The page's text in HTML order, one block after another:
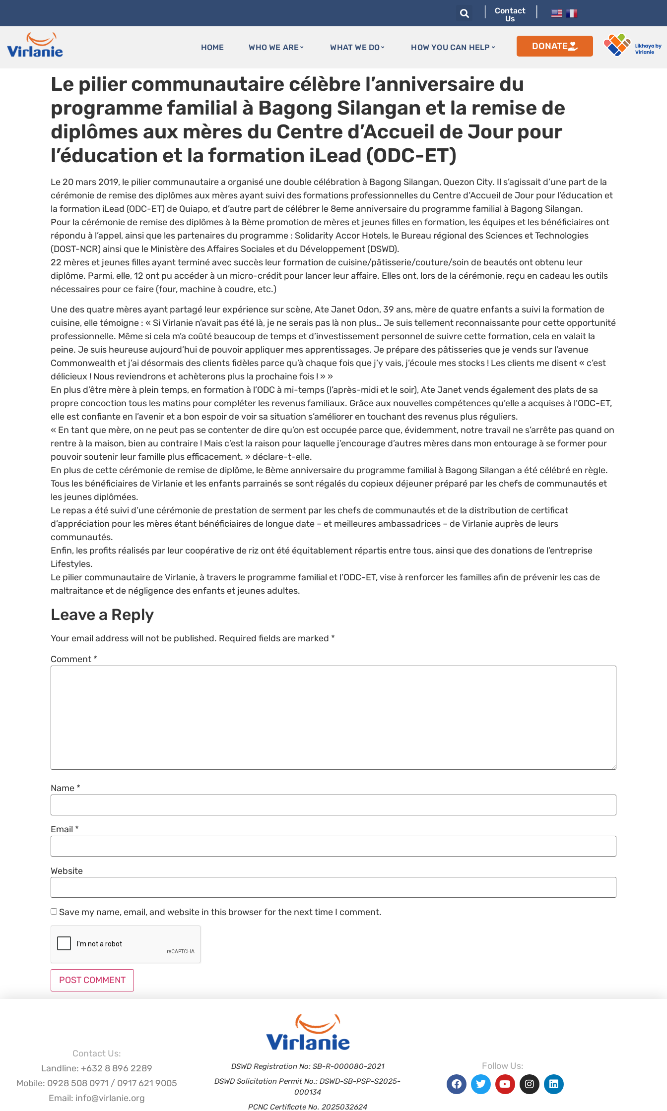
Contact
Us
HOME WHO WE ARE WHAT WE DO HOW YOU CAN HELP DONATE
Le pilier communautaire célèbre l’anniversaire du
programme familial à Bagong Silangan et la remise de
diplômes aux mères du Centre d’Accueil de Jour pour
l’éducation et la formation iLead (ODC-ET)
Le 20 mars 2019, le pilier communautaire a organisé une double célébration à Bagong Silangan, Quezon City. Il s’agissait d’une part de la
cérémonie de remise des diplômes aux mères ayant suivi des formations professionnelles du Centre d’Accueil de Jour pour l’éducation et
la formation iLead (ODC-ET) de Quiapo, et d’autre part de célébrer le 8eme anniversaire du programme familial à Bagong Silangan.
Pour la cérémonie de remise des diplômes à la 8ème promotion de mères et jeunes filles en formation, les équipes et les bénéficiaires ont
répondu à l’appel, ainsi que les partenaires du programme : Solidarity Accor Hotels, le Bureau régional des Sciences et Technologies
(DOST-NCR) ainsi que le Ministère des Affaires Sociales et du Développement (DSWD).
22 mères et jeunes filles ayant terminé avec succès leur formation de cuisine/pâtisserie/couture/soin de beautés ont obtenu leur
diplôme. Parmi, elle, 12 ont pu accéder à un micro-crédit pour lancer leur affaire. Elles ont, lors de la cérémonie, reçu en cadeau les outils
nécessaires pour ce faire (four, machine à coudre, etc.)
Une des quatre mères ayant partagé leur expérience sur scène, Ate Janet Odon, 39 ans, mère de quatre enfants a suivi la formation de
cuisine, elle témoigne : « Si Virlanie n’avait pas été là, je ne serais pas là non plus… Je suis tellement reconnaissante pour cette opportunité
professionnelle. Même si cela m’a coûté beaucoup de temps et d’investissement personnel de suivre cette formation, cela en valait la
peine. Je suis heureuse aujourd’hui de pouvoir appliquer mes apprentissages. Je prépare des pâtisseries que je vends sur l’avenue
Commonwealth et j’ai désormais des clients fidèles parce qu’à chaque fois que j’y vais, j’écoule mes stocks ! Les clients me disent « c’est
délicieux ! Nous reviendrons et achèterons plus la prochaine fois ! » »
En plus d’être mère à plein temps, en formation à l’ODC à mi-temps (l’après-midi et le soir), Ate Janet vends également des plats de sa
propre concoction tous les matins pour compléter les revenus familiaux. Grâce aux nouvelles compétences qu’elle a acquises à l’ODC-ET,
elle est confiante en l’avenir et a bon espoir de voir sa situation s’améliorer en touchant des revenus plus réguliers.
« En tant que mère, on ne peut pas se contenter de dire qu’on est occupée parce que, évidemment, notre travail ne s’arrête pas quand on
rentre à la maison, bien au contraire ! Mais c’est la raison pour laquelle j’encourage d’autres mères dans mon entourage à se former pour
pouvoir soutenir leur famille plus efficacement. » déclare-t-elle.
En plus de cette cérémonie de remise de diplôme, le 8ème anniversaire du programme familial à Bagong Silangan a été célébré en règle.
Tous les bénéficiaires de Virlanie et les enfants parrainés se sont régalés du copieux déjeuner préparé par les chefs de communautés et
les jeunes diplômées.
Le repas a été suivi d’une cérémonie de prestation de serment par les chefs de communautés et de la distribution de certificat
d’appréciation pour les mères étant bénéficiaires de longue date – et meilleures ambassadrices – de Virlanie auprès de leurs
communautés.
Enfin, les profits réalisés par leur coopérative de riz ont été équitablement répartis entre tous, ainsi que des donations de l’entreprise
Lifestyles.
Le pilier communautaire de Virlanie, à travers le programme familial et l’ODC-ET, vise à renforcer les familles afin de prévenir les cas de
maltraitance et de négligence des enfants et jeunes adultes.
Leave a Reply
Your email address will not be published. Required fields are marked *
Comment *
Name *
Email *
Website
Save my name, email, and website in this browser for the next time I comment.
Contact Us:
Landline: +632 8 896 2289
Mobile: 0928 508 0971 / 0917 621 9005
Email: info@virlanie.org
DSWD Registration No: SB-R-000080-2021
DSWD Solicitation Permit No.: DSWD-SB-PSP-S2025-
000134
PCNC Certificate No. 2025032624
Follow Us: